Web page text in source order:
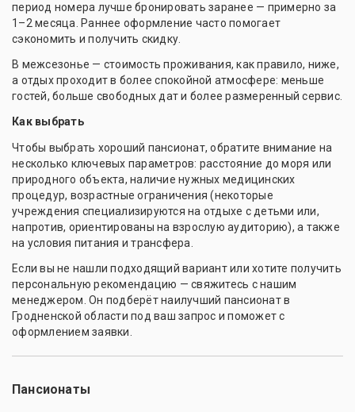
период номера лучше бронировать заранее — примерно за
1–2 месяца. Раннее оформление часто помогает
сэкономить и получить скидку.
В межсезонье — стоимость проживания, как правило, ниже,
а отдых проходит в более спокойной атмосфере: меньше
гостей, больше свободных дат и более размеренный сервис.
Как выбрать
Чтобы выбрать хороший пансионат, обратите внимание на
несколько ключевых параметров: расстояние до моря или
природного объекта, наличие нужных медицинских
процедур, возрастные ограничения (некоторые
учреждения специализируются на отдыхе с детьми или,
напротив, ориентированы на взрослую аудиторию), а также
на условия питания и трансфера.
Если вы не нашли подходящий вариант или хотите получить
персональную рекомендацию — свяжитесь с нашим
менеджером. Он подберёт наилучший пансионат в
Гродненской области под ваш запрос и поможет с
оформлением заявки.
Пансионаты